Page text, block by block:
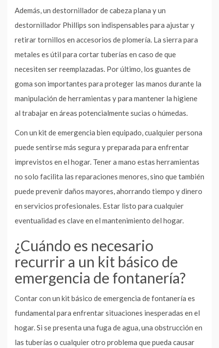
Además, un destornillador de cabeza plana y un
destornillador Phillips son indispensables para ajustar y
retirar tornillos en accesorios de plomería. La sierra para
metales es útil para cortar tuberías en caso de que
necesiten ser reemplazadas. Por último, los guantes de
goma son importantes para proteger las manos durante la
manipulación de herramientas y para mantener la higiene
al trabajar en áreas potencialmente sucias o húmedas.
Con un kit de emergencia bien equipado, cualquier persona
puede sentirse más segura y preparada para enfrentar
imprevistos en el hogar. Tener a mano estas herramientas
no solo facilita las reparaciones menores, sino que también
puede prevenir daños mayores, ahorrando tiempo y dinero
en servicios profesionales. Estar listo para cualquier
eventualidad es clave en el mantenimiento del hogar.
¿Cuándo es necesario
recurrir a un kit básico de
emergencia de fontanería?
Contar con un kit básico de emergencia de fontanería es
fundamental para enfrentar situaciones inesperadas en el
hogar. Si se presenta una fuga de agua, una obstrucción en
las tuberías o cualquier otro problema que pueda causar